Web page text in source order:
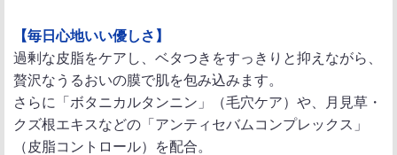
【毎日心地いい優しさ】
過剰な皮脂をケアし、ベタつきをすっきりと抑えながら、
贅沢なうるおいの膜で肌を包み込みます。
さらに「ボタニカルタンニン」（毛穴ケア）や、月見草・
クズ根エキスなどの「アンティセバムコンプレックス」
（皮脂コントロール）を配合。